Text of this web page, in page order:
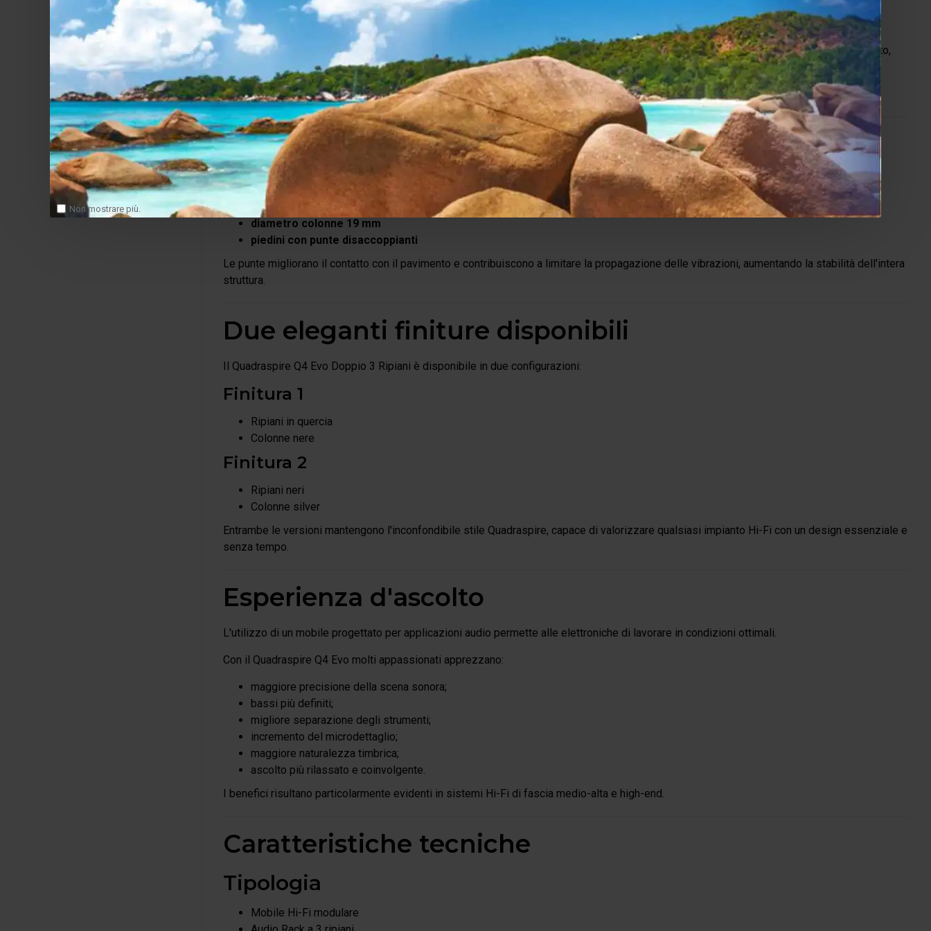
Non mostrare più.
Uno dei punti di forza della serie Q4 Evo
Il sistema può essere ampliato nel tempo aggiungendo ulteriori ripiani o modificando la configurazione secondo l'evoluzione dell'impianto,
senza dover sostituire il mobile.
Questa flessibilità rende il Q4 Evo un investimento destinato a durare negli anni.
Colonne da 216 mm e punte disaccoppianti
Questa versione utilizza:
colonne da 216 mm
diametro colonne 19 mm
piedini con punte disaccoppianti
Le punte migliorano il contatto con il pavimento e contribuiscono a limitare la propagazione delle vibrazioni, aumentando la stabilità dell'intera
struttura.
Due eleganti finiture disponibili
Il Quadraspire Q4 Evo Doppio 3 Ripiani è disponibile in due configurazioni:
Finitura 1
Ripiani in quercia
Colonne nere
Finitura 2
Ripiani neri
Colonne silver
Entrambe le versioni mantengono l'inconfondibile stile Quadraspire, capace di valorizzare qualsiasi impianto Hi-Fi con un design essenziale e
senza tempo.
Esperienza d'ascolto
L'utilizzo di un mobile progettato per applicazioni audio permette alle elettroniche di lavorare in condizioni ottimali.
Con il Quadraspire Q4 Evo molti appassionati apprezzano:
maggiore precisione della scena sonora;
bassi più definiti;
migliore separazione degli strumenti;
incremento del microdettaglio;
maggiore naturalezza timbrica;
ascolto più rilassato e coinvolgente.
I benefici risultano particolarmente evidenti in sistemi Hi-Fi di fascia medio-alta e high-end.
Caratteristiche tecniche
Tipologia
Mobile Hi-Fi modulare